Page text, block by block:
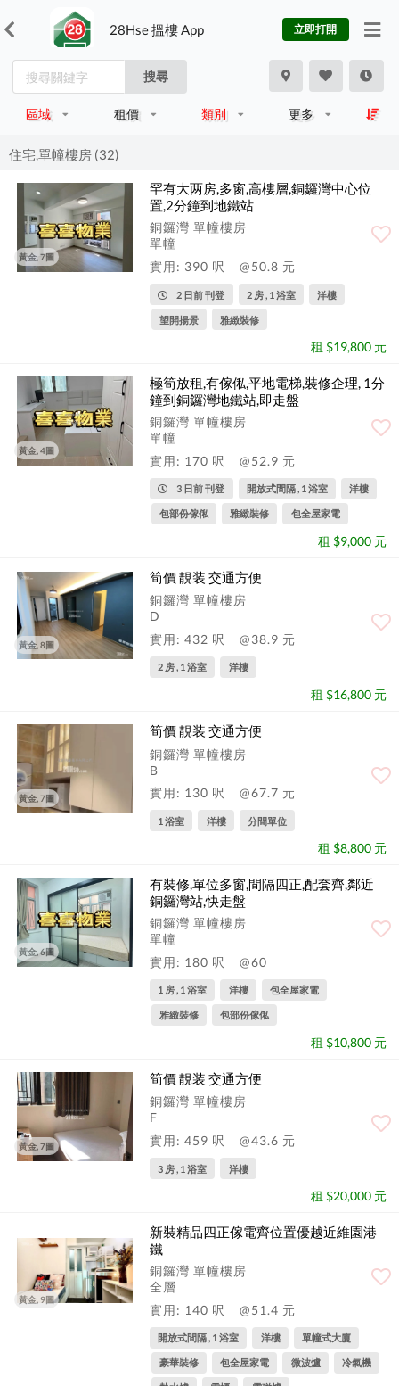
28Hse 搵樓 App 立即打開
搜尋
區域 租價 類別 更多
住宅,單幢樓房 (32)
黃金, 7圖
罕有大两房,多窗,高樓層,銅鑼灣中心位
置,2分鐘到地鐵站
銅鑼灣 單幢樓房
單幢
實用: 390 呎
@50.8 元
2 日前 刊登 2 房 , 1 浴室 洋樓
望開揚景 雅緻裝修
租 $19,800 元
黃金, 4圖
極筍放租,有傢俬,平地電梯,裝修企理, 1分
鐘到銅鑼灣地鐵站,即走盤
銅鑼灣 單幢樓房
單幢
實用: 170 呎
@52.9 元
3 日前 刊登 開放式間隔 , 1 浴室 洋樓
包部份傢俬 雅緻裝修 包全屋家電
租 $9,000 元
黃金, 8圖
筍價 靚装 交通方便
銅鑼灣 單幢樓房
D
實用: 432 呎
@38.9 元
2 房 , 1 浴室 洋樓
租 $16,800 元
黃金, 7圖
筍價 靚装 交通方便
銅鑼灣 單幢樓房
B
實用: 130 呎
@67.7 元
1 浴室 洋樓 分間單位
租 $8,800 元
黃金, 6圖
有裝修,單位多窗,間隔四正,配套齊,鄰近
銅鑼灣站,快走盤
銅鑼灣 單幢樓房
單幢
實用: 180 呎
@60
1 房 , 1 浴室 洋樓 包全屋家電
雅緻裝修 包部份傢俬
租 $10,800 元
黃金, 7圖
筍價 靚装 交通方便
銅鑼灣 單幢樓房
F
實用: 459 呎
@43.6 元
3 房 , 1 浴室 洋樓
租 $20,000 元
黃金, 9圖
新裝精品四正傢電齊位置優越近維園港
鐵
銅鑼灣 單幢樓房
全層
實用: 140 呎
@51.4 元
開放式間隔 , 1 浴室 洋樓 單幢式大廈
豪華裝修 包全屋家電 微波爐 冷氣機